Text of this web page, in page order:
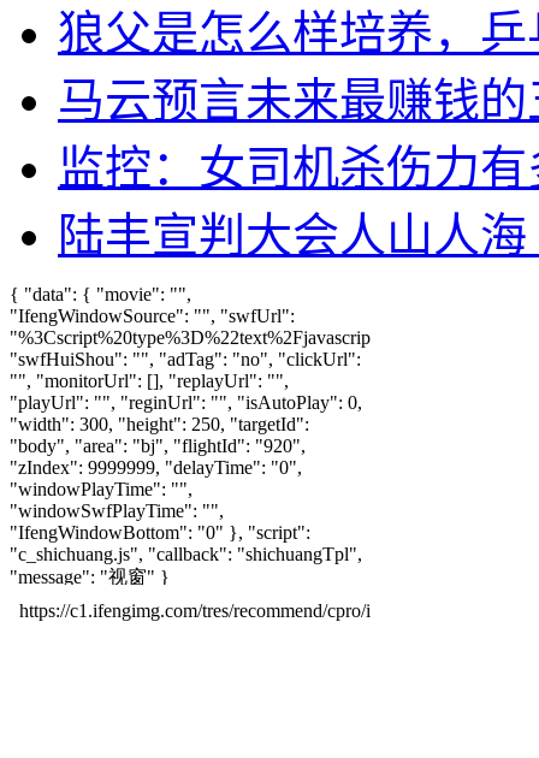
狼父是怎么样培养，
马云预言未来最赚钱
监控：女司机杀伤力
陆丰宣判大会人山人